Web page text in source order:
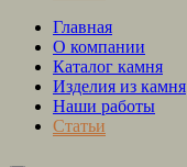
Главная
О компании
Каталог камня
Изделия из камня
Наши работы
Статьи